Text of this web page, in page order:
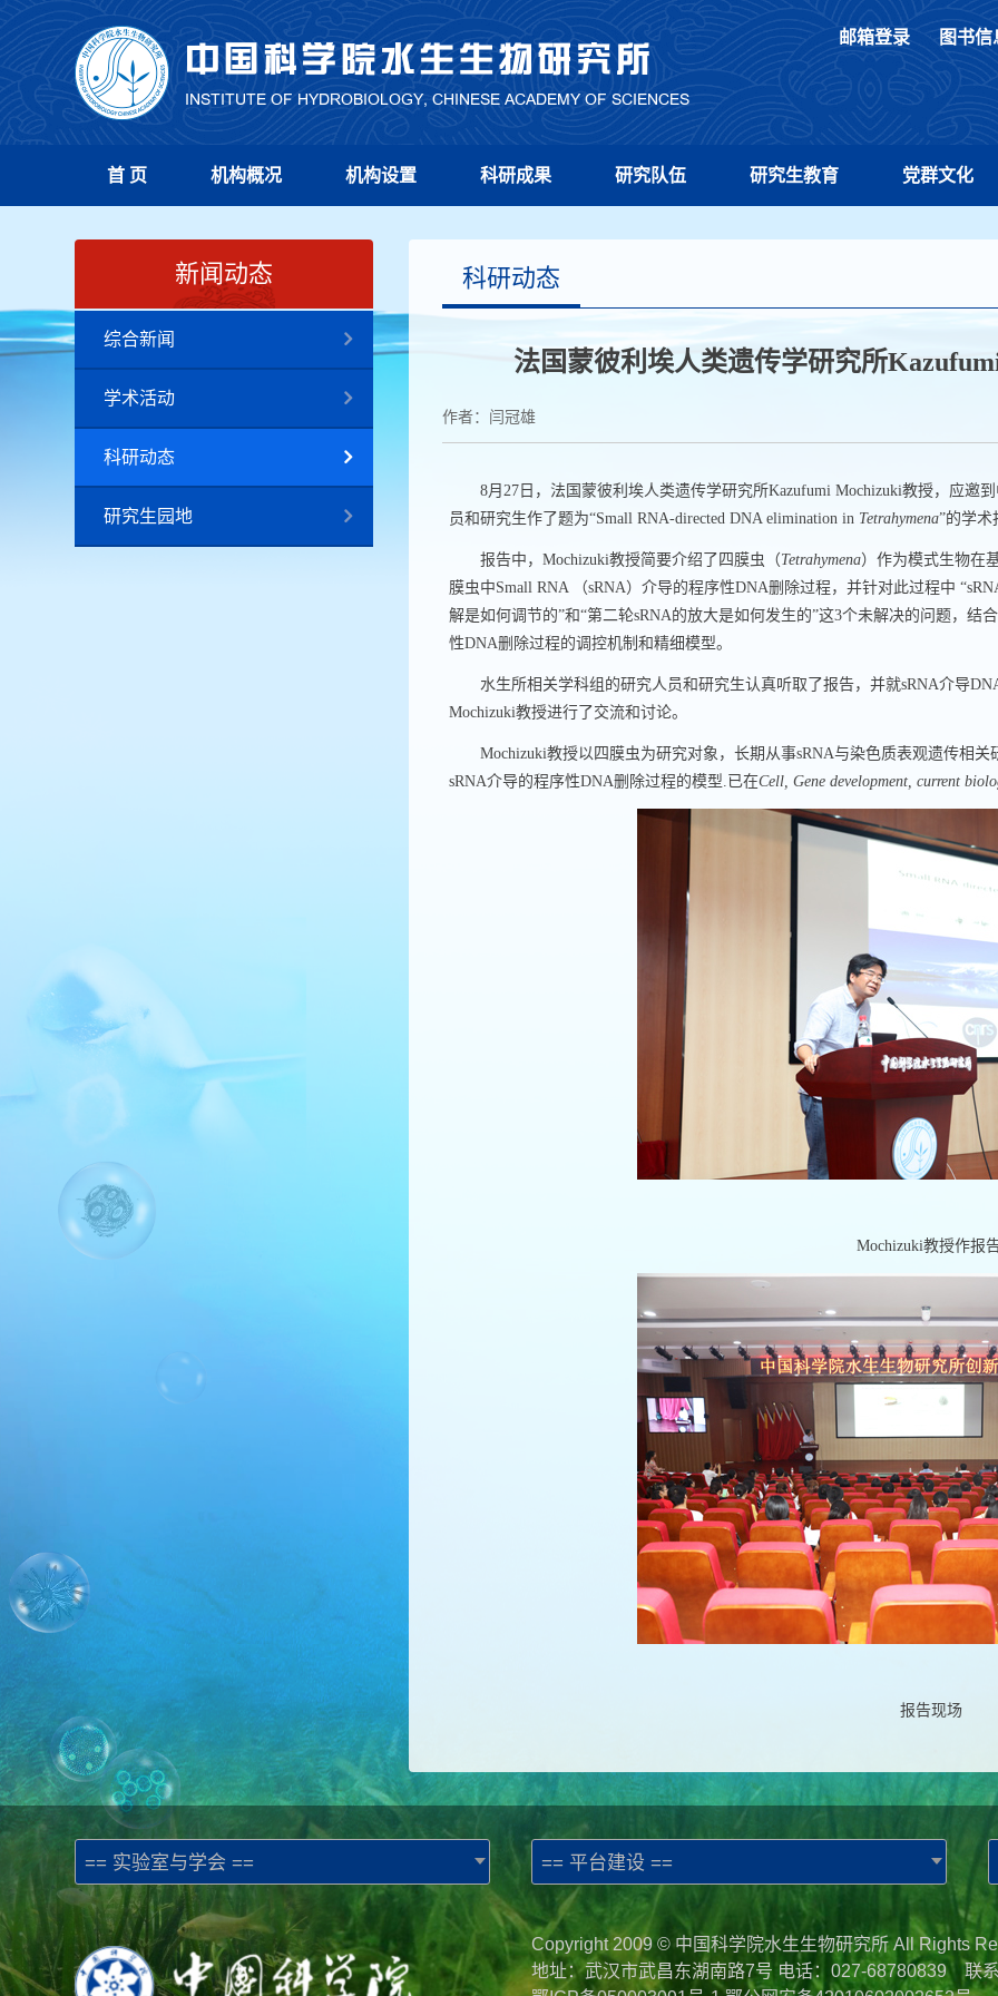
邮箱登录 图书信
首 页 机构概况 机构设置 科研成果 研究队伍 研究生教育 党群文化
新闻动态
综合新闻
学术活动
科研动态
研究生园地
科研动态
法国蒙彼利埃人类遗传学研究所
作者：闫冠雄
8月 27 日，法国蒙彼利埃人类遗传学研究所Kazufumi Mochizuki教授，应邀
员和研究生作了题为“Small RNA-directed DNA elimination in Tetrahymena”的学术
报告中， Mochizuki教授简要介绍了四膜虫（Tetrahymena）作为模式生物在
膜虫中Small RNA （sRNA）介导的程序性DNA删除过程，并针对此过程中 “
解是如何调节的”和“第二轮sRNA的放大是如何发生的”这3个未解决的问题，结
性DNA删除过程的调控机制和精细模型。
水生所相关学科组的研究人员和研究生认真听取了报告，并就sRNA介导
Mochizuki教授进行了交流和讨论。
Mochizuki教授以四膜虫为研究对象，长期从事sRNA与染色质表观遗传相关
sRNA介导的程序性DNA删除过程的模型. 已在Cell, Gene development, current
Mochizuki教授作报
报告现场
== 实验室与学会 == == 平台建设 ==
Copyright 2009 © 中国科学院水生生物研究所 All Rights
地址：武汉市武昌东湖南路7号 电话：027-68780839 联